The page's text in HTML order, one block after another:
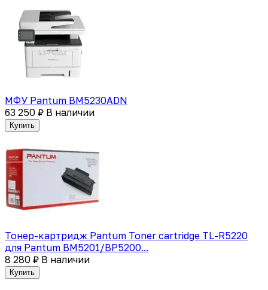
МФУ Pantum BM5230ADN
63 250 ₽ В наличии
Купить
Тонер-картридж Pantum Toner cartridge TL-R5220
для Pantum BM5201/BP5200...
8 280 ₽ В наличии
Купить